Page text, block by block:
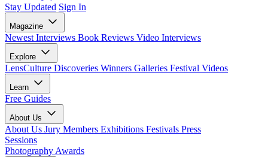
Stay Updated Sign In
Magazine
Newest Interviews Book Reviews Video Interviews
Explore
LensCulture Discoveries Winners Galleries Festival Videos
Learn
Free Guides
About Us
About Us Jury Members Exhibitions Festivals Press
Sessions
Photography Awards